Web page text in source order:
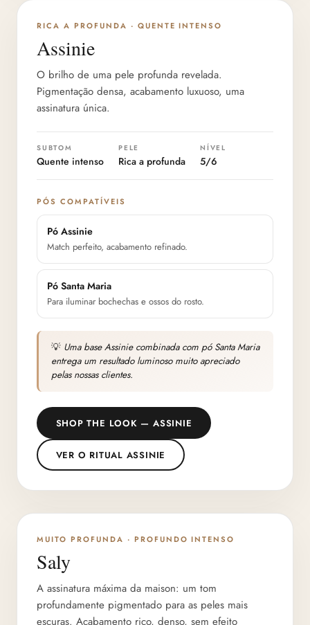
PROFUNDIDADE 5/6
RICA A PROFUNDA · QUENTE INTENSO
Assinie
O brilho de uma pele profunda revelada.
Pigmentação densa, acabamento luxuoso, uma
assinatura única.
SUBTOM
Quente intenso
PELE
Rica a profunda
NÍVEL
5/6
PÓS COMPATÍVEIS
Pó Assinie
Match perfeito, acabamento refinado.
Pó Santa Maria
Para iluminar bochechas e ossos do rosto.
💡 Uma base Assinie combinada com pó Santa Maria
entrega um resultado luminoso muito apreciado
pelas nossas clientes.
SHOP THE LOOK — ASSINIE
VER O RITUAL ASSINIE
PROFUNDIDADE 6/6
MUITO PROFUNDA · PROFUNDO INTENSO
Saly
A assinatura máxima da maison: um tom
profundamente pigmentado para as peles mais
escuras. Acabamento rico, denso, sem efeito